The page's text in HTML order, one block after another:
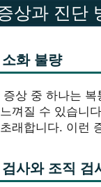
상과 진단
화 불량
상 중 하나는
껴질 수 있습니
래합니다. 이런
사와 조직 검